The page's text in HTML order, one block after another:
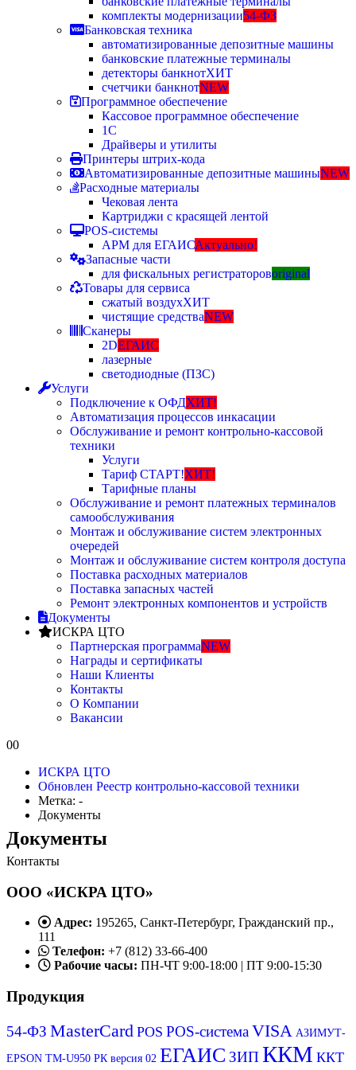
комплекты модернизации54-ФЗ
Банковская техника
автоматизированные депозитные машины
банковские платежные терминалы
детекторы банкнотХИТ
счетчики банкнотNEW
Программное обеспечение
Кассовое программное обеспечение
1С
Драйверы и утилиты
Принтеры штрих-кода
Автоматизированные депозитные машиныNEW
Расходные материалы
Чековая лента
Картриджи с красящей лентой
POS-системы
АРМ для ЕГАИСАктуально!
Запасные части
для фискальных регистраторовoriginal
Товары для сервиса
сжатый воздухХИТ
чистящие средстваNEW
Сканеры
2DЕГАИС
лазерные
светодиодные (ПЗС)
Услуги
Подключение к ОФДХИТ!
Автоматизация процессов инкасации
Обслуживание и ремонт контрольно-кассовой
техники
Услуги
Тариф СТАРТ!ХИТ!
Тарифные планы
Обслуживание и ремонт платежных терминалов
самообслуживания
Монтаж и обслуживание систем электронных
очередей
Монтаж и обслуживание систем контроля доступа
Поставка расходных материалов
Поставка запасных частей
Ремонт электронных компонентов и устройств
Документы
ИСКРА ЦТО
Партнерская программаNEW
Награды и сертификаты
Наши Клиенты
Контакты
О Компании
Вакансии
00
ИСКРА ЦТО
Обновлен Реестр контрольно-кассовой техники
Метка: -
Документы
Документы
Контакты
ООО «ИСКРА ЦТО»
Адрес: 195265, Санкт-Петербург, Гражданский пр.,
111
Телефон: +7 (812) 33-66-400
Рабочие часы: ПН-ЧТ 9:00-18:00 | ПТ 9:00-15:30
Продукция
54-ФЗ MasterCard POS POS-системаVISA АЗИМУТ-
EPSON ТМ-U950 РК версия 02 ЕГАИС ЗИП ККМ ККТ